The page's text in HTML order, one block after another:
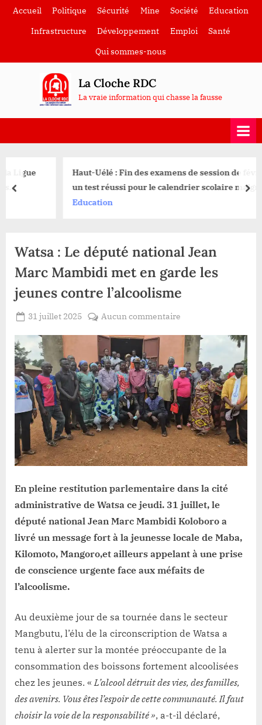
SkipAccueil Politique Sécurité Mine Société
Education
Infrastructure
Développement Emploi
Santé
Qui sommes-nous
La Cloche RDC
La vraie information qui chasse la fausse
Haut-Uélé : Fin des examens de session de février 2025,
un test réussi pour le calendrier scolaire malgré des
perturbations à Watsa
Education
prev
Watsa : Le député national Jean
Marc Mambidi met en garde les
jeunes contre l’alcoolisme
Posted
31 juillet 2025
ROMEO
Aucun commentaire
Le
député
national
Jean
Marc
Mambidi
met
en
garde
jeunes
contre
l’alcoolisme
En pleine restitution parlementaire dans la cité
administrative de Watsa ce jeudi. 31 juillet, le
député national Jean Marc Mambidi Koloboro a
livré un message fort à la jeunesse locale de Maba,
Kilomoto, Mangoro,et ailleurs appelant à une prise
de conscience urgente face aux méfaits de
l’alcoolisme.
Au deuxième jour de sa tournée dans le secteur
Mangbutu, l’élu de la circonscription de Watsa a
tenu à alerter sur la montée préoccupante de la
consommation des boissons fortement alcoolisées
chez les jeunes. «L’alcool détruit des vies, des familles,
des avenirs. Vous êtes l’espoir de cette communauté. Il faut
choisir la voie de la responsabilité », a-t-il déclaré,